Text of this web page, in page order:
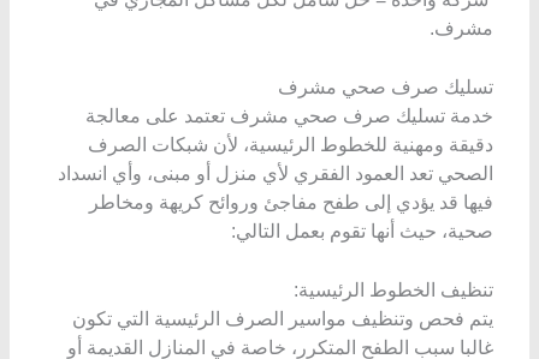
مشرف.
تسليك صرف صحي مشرف
خدمة تسليك صرف صحي مشرف تعتمد على معالجة
دقيقة ومهنية للخطوط الرئيسية، لأن شبكات الصرف
الصحي تعد العمود الفقري لأي منزل أو مبنى، وأي انسداد
فيها قد يؤدي إلى طفح مفاجئ وروائح كريهة ومخاطر
صحية، حيث أنها تقوم بعمل التالي:
تنظيف الخطوط الرئيسية:
يتم فحص وتنظيف مواسير الصرف الرئيسية التي تكون
غالبا سبب الطفح المتكرر، خاصة في المنازل القديمة أو